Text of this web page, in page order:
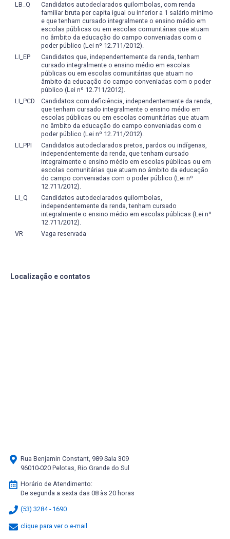
LB_Q
Candidatos autodeclarados quilombolas, com renda
familiar bruta per capita igual ou inferior a 1 salário mínimo
e que tenham cursado integralmente o ensino médio em
escolas públicas ou em escolas comunitárias que atuam
no âmbito da educação do campo conveniadas com o
poder público (Lei nº 12.711/2012).
LI_EP
Candidatos que, independentemente da renda, tenham
cursado integralmente o ensino médio em escolas
públicas ou em escolas comunitárias que atuam no
âmbito da educação do campo conveniadas com o poder
público (Lei nº 12.711/2012).
LI_PCD
Candidatos com deficiência, independentemente da renda,
que tenham cursado integralmente o ensino médio em
escolas públicas ou em escolas comunitárias que atuam
no âmbito da educação do campo conveniadas com o
poder público (Lei nº 12.711/2012).
LI_PPI
Candidatos autodeclarados pretos, pardos ou indígenas,
independentemente da renda, que tenham cursado
integralmente o ensino médio em escolas públicas ou em
escolas comunitárias que atuam no âmbito da educação
do campo conveniadas com o poder público (Lei nº
12.711/2012).
LI_Q
Candidatos autodeclarados quilombolas,
independentemente da renda, tenham cursado
integralmente o ensino médio em escolas públicas (Lei nº
12.711/2012).
VR
Vaga reservada
Localização e contatos
Rua Benjamin Constant, 989 Sala 309
96010-020 Pelotas, Rio Grande do Sul
Horário de Atendimento:
De segunda a sexta das 08 às 20 horas
(53) 3284 - 1690
clique para ver o e-mail